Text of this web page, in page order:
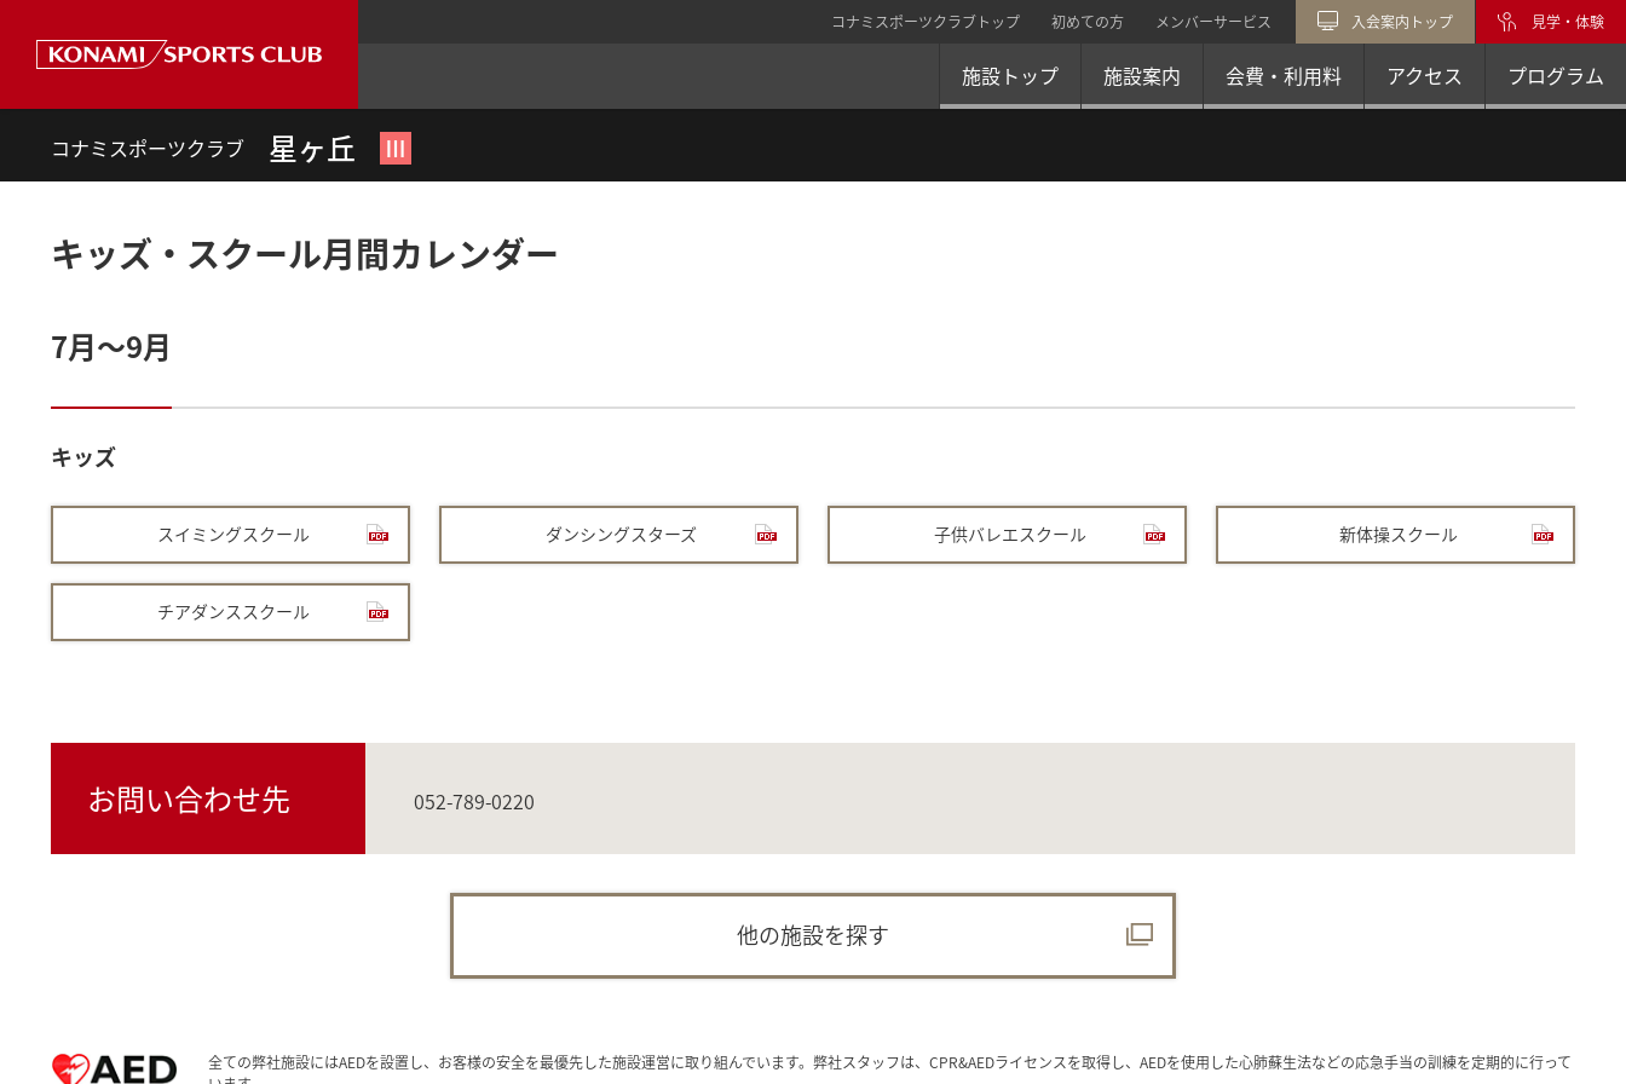
施設トップ 施設案内 会費・利用料 アクセス プログラム
コナミスポーツクラブトップ 初めての方 メンバーサービス 入会案内トップ 見学・体験
コナミスポーツクラブ 星ヶ丘 Ⅲ
キッズ・スクール月間カレンダー
7月～9月
キッズ
スイミングスクール ダンシングスターズ 子供バレエスクール 新体操スクール
チアダンススクール
お問い合わせ先 052-789-0220
他の施設を探す
全ての弊社施設にはAEDを設置し、お客様の安全を最優先した施設運営に取り組んでいます。弊社スタッフは、CPR&AEDライセンスを取得し、AEDを使用した心肺蘇生法などの応急手当の訓練を定期的に行って